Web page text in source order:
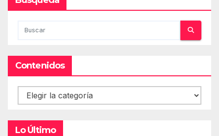
Contenidos
Contenidos
Lo Último